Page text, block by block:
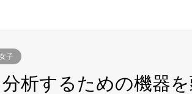
子
析するための機器